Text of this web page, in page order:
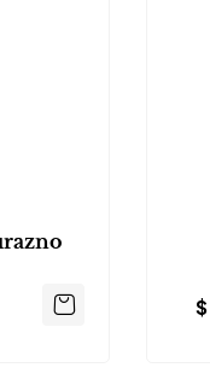
$